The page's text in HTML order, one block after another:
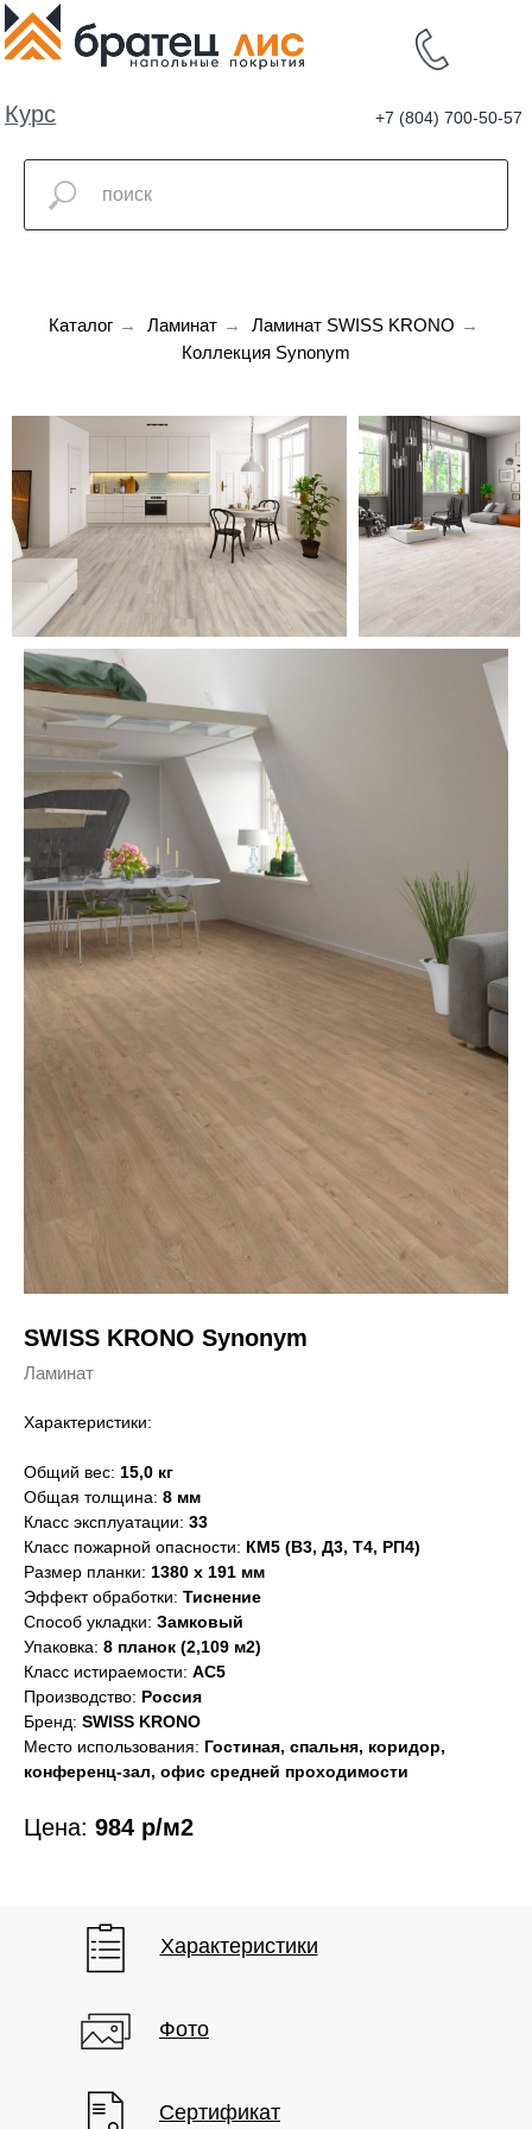
валют
Каталог → Ламинат → Ламинат SWISS KRONO →
Коллекция Synonym
SWISS KRONO Synonym
Ламинат
Характеристики:
Общий вес: 15,0 кг
Общая толщина: 8 мм
Класс эксплуатации: 33
Класс пожарной опасности: КМ5 (В3, Д3, Т4, РП4)
Размер планки: 1380 x 191 мм
Эффект обработки: Тиснение
Способ укладки: Замковый
Упаковка: 8 планок (2,109 м2)
Класс истираемости: АС5
Производство: Россия
Бренд: SWISS KRONO
Место использования: Гостиная, спальня, коридор,
конференц-зал, офис средней проходимости
Цена: 984 р/м2
Характеристики
Фото
Сертификат